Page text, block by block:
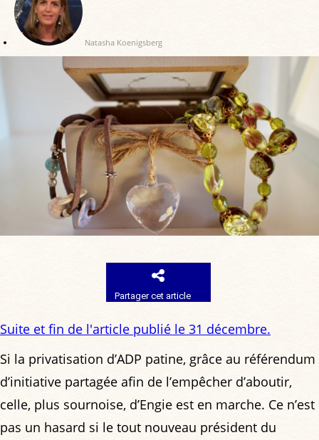
Natasha Koenigsberg
Partager cet article
Suite et fin de l'article publié le 31 décembre.
Si la privatisation d’ADP patine, grâce au référendum
d’initiative partagée afin de l’empêcher d’aboutir,
celle, plus sournoise, d’Engie est en marche. Ce n’est
pas un hasard si le tout nouveau président du